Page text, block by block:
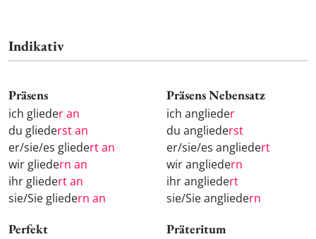
Indikativ
Präsens
ich glieder an
du gliederst an
er/sie/es gliedert an
wir gliedern an
ihr gliedert an
sie/Sie gliedern an
Präsens Nebensatz
ich anglieder
du angliederst
er/sie/es angliedert
wir angliedern
ihr angliedert
sie/Sie angliedern
Perfekt Präteritum